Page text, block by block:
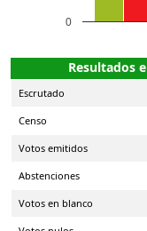
0
Resultados
Escrutado
Censo
Votos emitidos
Abstenciones
Votos en blanco